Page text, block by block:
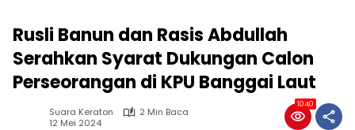
Rusli Banun dan Rasis Abdullah
Serahkan Syarat Dukungan Calon
Perseorangan di KPU Banggai Laut
Suara Keraton
2 Min Baca
12 Mei 2024
1040